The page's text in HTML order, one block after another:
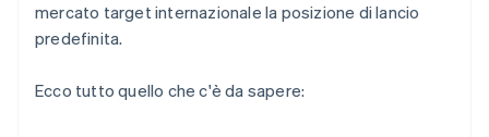
mercato target internazionale la posizione di lancio
predefinita.
Ecco tutto quello che c'è da sapere: